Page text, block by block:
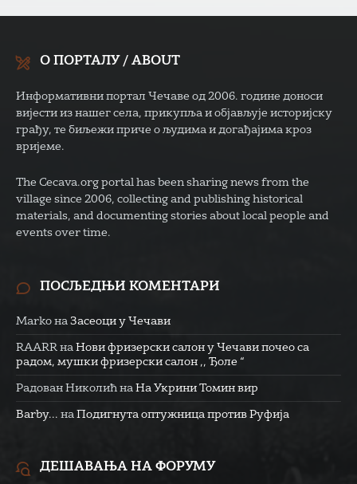
О ПОРТАЛУ / ABOUT
Информативни портал Чечаве од 2006. године доноси
вијести из нашег села, прикупља и објављује историјску
грађу, те биљежи приче о људима и догађајима кроз
вријеме.
The Cecava.org portal has been sharing news from the
village since 2006, collecting and publishing historical
materials, and documenting stories about local people and
events over time.
ПОСЉЕДЊИ КОМЕНТАРИ
Marko на Засеоци у Чечави
RAARR на Нови фризерски салон у Чечави почео са
радом, мушки фризерски салон ,, Ђоле “
Радован Николић на На Укрини Томин вир
Barby... на Подигнута оптужница против Руфија
ДЕШАВАЊА НА ФОРУМУ